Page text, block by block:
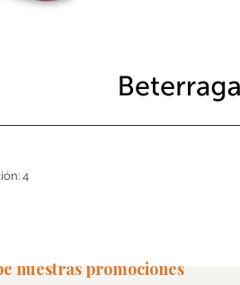
4
nuestras promociones